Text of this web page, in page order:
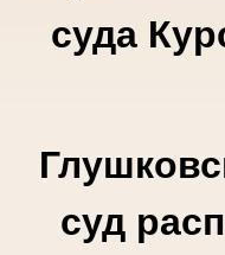
суда
суд